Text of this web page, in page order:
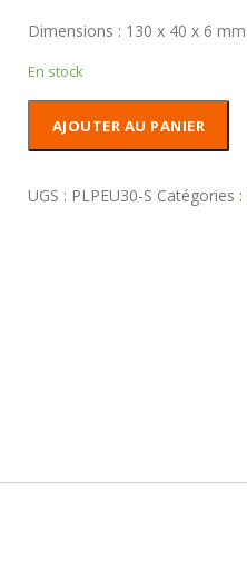
Dimensions : 130 x 40 x 6 mm
En stock
Loupe
AJOUTER AU PANIER
UGS : PLPEU30-S Catégories :